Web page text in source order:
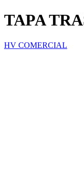
TAPA
HV COMERCIAL